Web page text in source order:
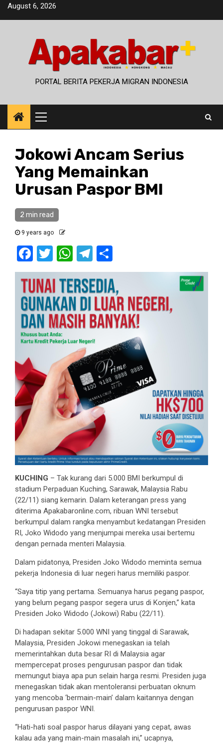
SkipAugust 6, 2026
PORTAL BERITA PEKERJA MIGRAN INDONESIA
Primary
Menu
Jokowi Ancam Serius
Yang Memainkan
Urusan Paspor BMI
2 min read
9 years ago
Facebook
Twitter
WhatsApp
Telegram
KUCHING – Tak kurang dari 5.000 BMI berkumpul di
stadium Perpaduan Kuching, Sarawak, Malaysia Rabu
(22/11) siang kemarin. Dalam keterangan press yang
diterima Apakabaronline.com, ribuan WNI tersebut
berkumpul dalam rangka menyambut kedatangan Presiden
RI, Joko Widodo yang menjumpai mereka usai bertemu
dengan pernada menteri Malaysia.
Dalam pidatonya, Presiden Joko Widodo meminta semua
pekerja Indonesia di luar negeri harus memiliki paspor.
“Saya titip yang pertama. Semuanya harus pegang paspor,
yang belum pegang paspor segera urus di Konjen,” kata
Presiden Joko Widodo (Jokowi) Rabu (22/11).
Di hadapan sekitar 5.000 WNI yang tinggal di Sarawak,
Malaysia, Presiden Jokowi menegaskan ia telah
memerintahkan duta besar RI di Malaysia agar
mempercepat proses pengurusan paspor dan tidak
memungut biaya apa pun selain harga resmi. Presiden juga
menegaskan tidak akan mentoleransi perbuatan oknum
yang mencoba ‘bermain-main’ dalam kaitannya dengan
pengurusan paspor WNI.
“Hati-hati soal paspor harus dilayani yang cepat, awas
kalau ada yang main-main masalah ini,” ucapnya,